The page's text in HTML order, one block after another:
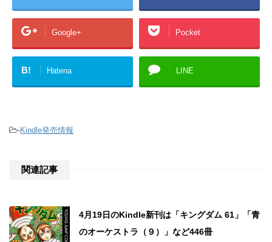
Google+ Pocket
B! Hatena LINE
-Kindle発売情報
関連記事
4月19日のKindle新刊は「キングダム 61」「青
のオーケストラ（９）」など446冊